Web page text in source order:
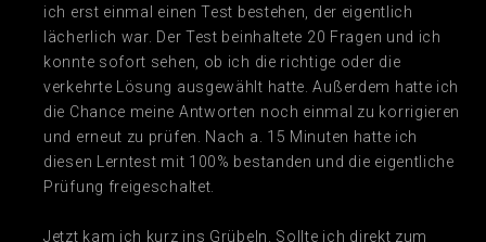
ich erst einmal einen Test bestehen, der eigentlich
lächerlich war. Der Test beinhaltete 20 Fragen und ich
konnte sofort sehen, ob ich die richtige oder die
verkehrte Lösung ausgewählt hatte. Außerdem hatte ich
die Chance meine Antworten noch einmal zu korrigieren
und erneut zu prüfen. Nach a. 15 Minuten hatte ich
diesen Lerntest mit 100% bestanden und die eigentliche
Prüfung freigeschaltet.
Jetzt kam ich kurz ins Grübeln. Sollte ich direkt zum